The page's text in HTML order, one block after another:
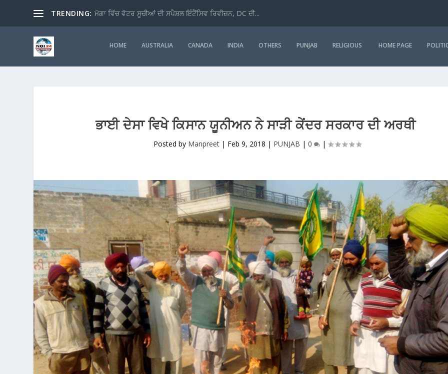
TRENDING: ਮੋਗਾ ਵਿੱਚ ਵੋਟਰ ਸੂਚੀਆਂ ਦੀ ਸਪੈਸ਼ਲ ਇੰਟੈਂਸਿਵ ਰਿਵੀਜ਼ਨ, DC ਦੀ...
HOME AUSTRALIA CANADA INDIA OTHERS PUNJAB RELIGIOUS HOME PAGE
ਭਾਈ ਦੇਸਾ ਵਿਖੇ ਕਿਸਾਨ ਯੂਨੀਅਨ ਨੇ ਸਾੜੀ ਕੇਂਦਰ ਸਰਕਾਰ ਦੀ ਅਰਥੀ
Posted by Manpreet | Feb 9, 2018 | PUNJAB |0 |